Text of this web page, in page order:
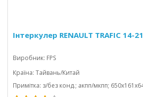
Інтеркулер RENAULT TRAFIC 14-21
Виробник: FPS
Країна: Тайвань/Китай